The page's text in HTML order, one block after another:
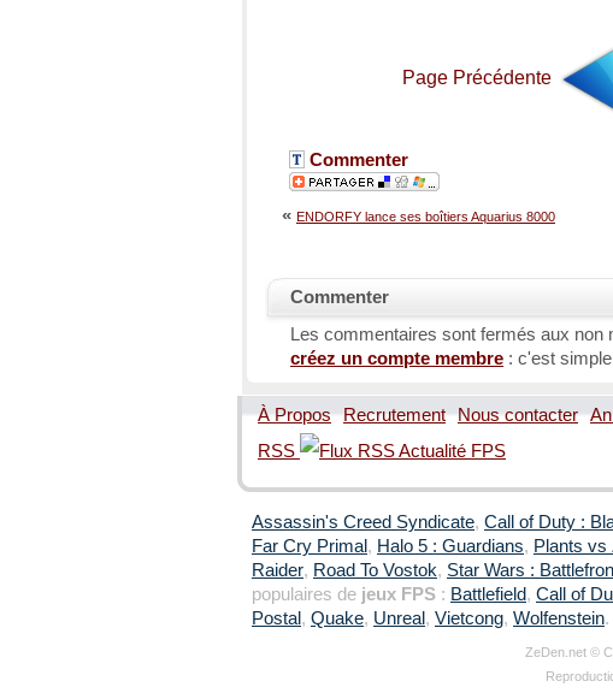
Page Précédente
Commenter
« ENDORFY lance ses boîtiers Aquarius 8000
Commenter
Les commentaires sont fermés aux
créez un compte membre : c'est
À Propos Recrutement Nous contacter
RSS
Assassin's Creed Syndicate, Call of Duty :
Far Cry Primal, Halo 5 : Guardians, Plants vs
Raider, Road To Vostok, Star Wars :
populaires de jeux FPS : Battlefield, Call of
Postal, Quake, Unreal, Vietcong, Wolfenstein
ZeDen.net ©